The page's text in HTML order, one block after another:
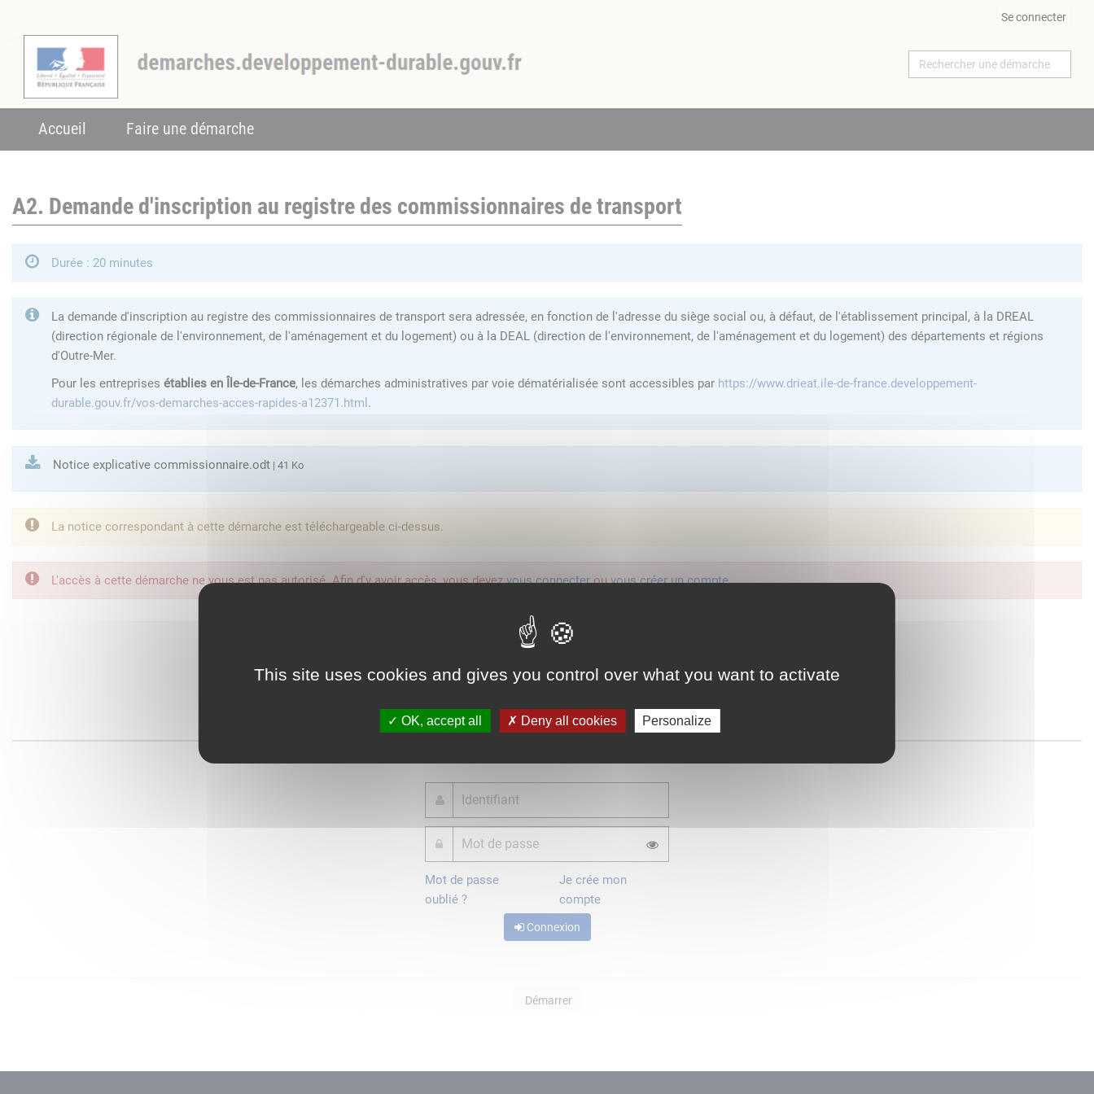
This site uses cookies and gives you control over what you want to activate
OK, accept all Deny all cookies Personalize
Se connecter
Accueil Faire une démarche
A2. Demande d'inscription au registre des commissionnaires de transport
Durée : 20 minutes
La demande d'inscription au registre des commissionnaires de transport sera adressée, en fonction de l'adresse du siège social ou, à défaut, de l'établissement principal, à la DREAL
(direction régionale de l'environnement, de l'aménagement et du logement) ou à la DEAL (direction de l'environnement, de l'aménagement et du logement) des départements et régions
d'Outre-Mer.
Pour les entreprises établies en Île-de-France, les démarches administratives par voie dématérialisée sont accessibles par https://www.drieat.ile-de-france.developpement-
durable.gouv.fr/vos-demarches-acces-rapides-a12371.html .
Notice explicative commissionnaire.odt | 41 Ko
La notice correspondant à cette démarche est téléchargeable ci-dessus.
L'accès à cette démarche ne vous est pas autorisé. Afin d'y avoir accès, vous devezvous connecterouvous créer un compte
FranceConnect est la solution proposée par l'Etat pour sécuriser et simplifier la connexion à vos services en ligne.
Qu'est-ce que FranceConnect ?
Mot de passe
oublié ?
Je crée mon
compte
Connexion
Démarrer